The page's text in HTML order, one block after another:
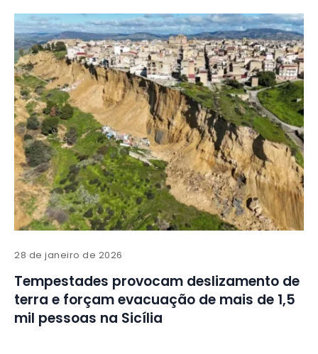
28 de janeiro de 2026
Tempestades provocam deslizamento de
terra e forçam evacuação de mais de 1,5
mil pessoas na Sicília